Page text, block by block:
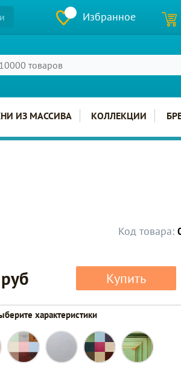
Избранное
ИЗ МАССИВА КОЛЛЕКЦИИ
Код товара:
Купить
характеристики